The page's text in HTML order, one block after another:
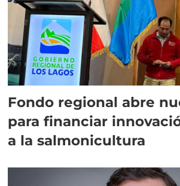
Fondo regional abre
para financiar
a la salmonicultura